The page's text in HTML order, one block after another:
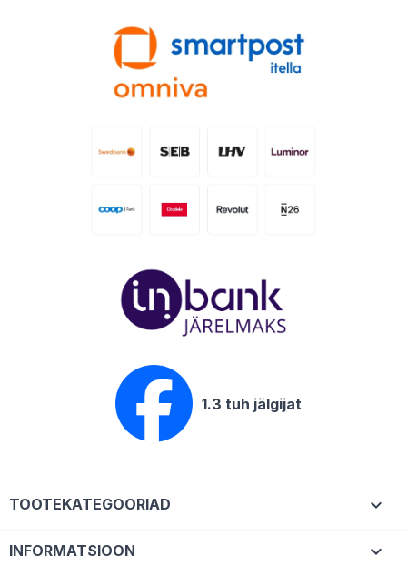
1.3 tuh jälgijat
TOOTEKATEGOORIAD 
INFORMATSIOON 